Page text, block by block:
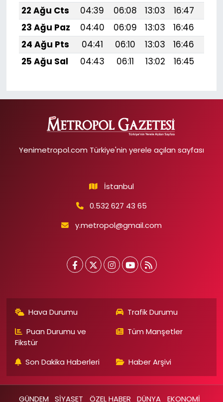
22 Ağu Cts
04:39 06:08 13:03 16:47
23 Ağu Paz
04:40 06:09 13:03 16:46
24 Ağu Pts
04:41 06:10 13:03 16:46
25 Ağu Sal
04:43 06:11 13:02 16:45
Yenimetropol.com Türkiye'nin yerele açılan sayfası
İstanbul
0.532 627 43 65
y.metropol@gmail.com
Hava Durumu
Trafik Durumu
Puan Durumu ve
Fikstür
Tüm Manşetler
Son Dakika Haberleri Haber Arşivi
GÜNDEM SİYASET ÖZEL HABER DÜNYA EKONOMİ